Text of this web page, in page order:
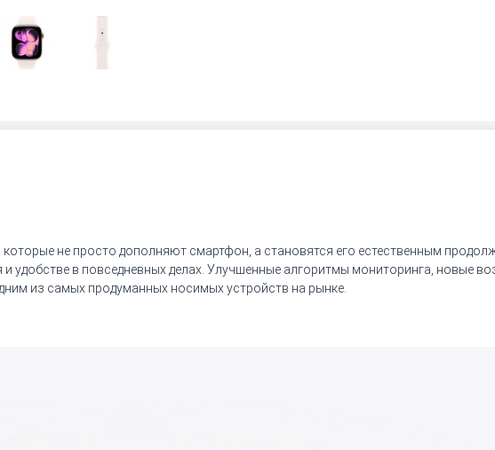
не просто дополняют смартфон, а становятся его естественным
удобстве в повседневных делах. Улучшенные алгоритмы мониторинга, новые
из самых продуманных носимых устройств на рынке.